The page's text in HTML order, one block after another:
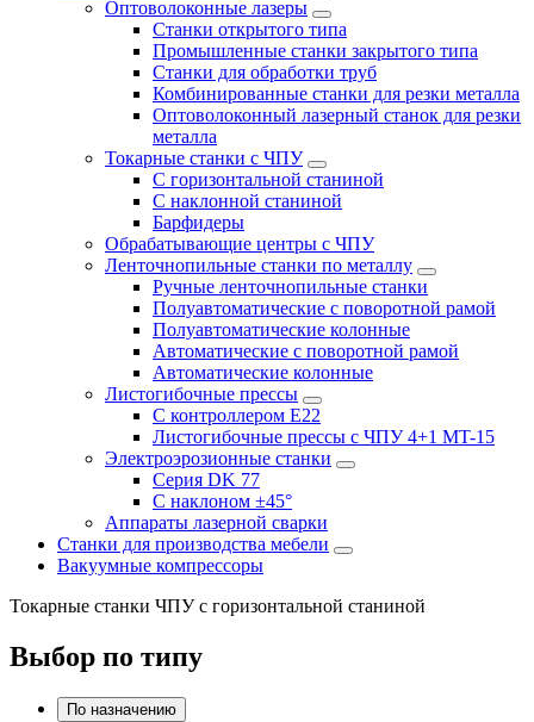
Оптоволоконные лазеры
Станки открытого типа
Промышленные станки закрытого типа
Станки для обработки труб
Комбинированные станки для резки металла
Оптоволоконный лазерный станок для резки
металла
Токарные станки с ЧПУ
С горизонтальной станиной
С наклонной станиной
Барфидеры
Обрабатывающие центры с ЧПУ
Ленточнопильные станки по металлу
Ручные ленточнопильные станки
Полуавтоматические с поворотной рамой
Полуавтоматические колонные
Автоматические с поворотной рамой
Автоматические колонные
Листогибочные прессы
С контроллером E22
Листогибочные прессы с ЧПУ 4+1 MT-15
Электроэрозионные станки
Серия DK 77
С наклоном ±45°
Аппараты лазерной сварки
Станки для производства мебели
Вакуумные компрессоры
Токарные станки ЧПУ с горизонтальной станиной
Выбор по типу
По назначению